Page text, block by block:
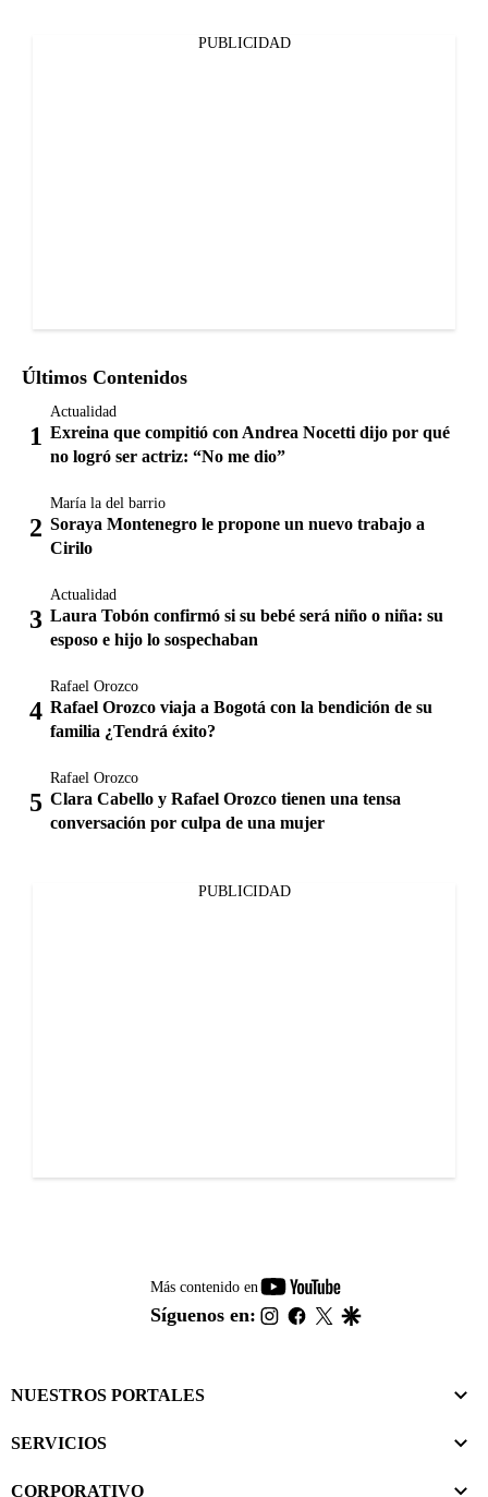
PUBLICIDAD
Últimos Contenidos
Actualidad
Exreina que compitió con Andrea Nocetti dijo por qué
no logró ser actriz: “No me dio”
María la del barrio
Soraya Montenegro le propone un nuevo trabajo a
Cirilo
Actualidad
Laura Tobón confirmó si su bebé será niño o niña: su
esposo e hijo lo sospechaban
Rafael Orozco
Rafael Orozco viaja a Bogotá con la bendición de su
familia ¿Tendrá éxito?
Rafael Orozco
Clara Cabello y Rafael Orozco tienen una tensa
conversación por culpa de una mujer
PUBLICIDAD
Más contenido en
youtube-
footer
Síguenos en: instagram
facebook
twitter
NUESTROS PORTALES
SERVICIOS
CORPORATIVO